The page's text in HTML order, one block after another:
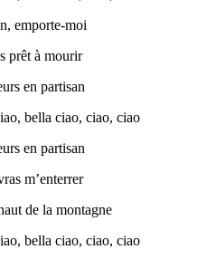
emporte-moi
prêt à mourir
en partisan
bella ciao, ciao, ciao
en partisan
m’enterrer
de la montagne
bella ciao, ciao, ciao